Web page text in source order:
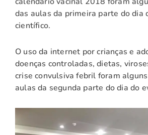
das aulas da primeira parte do dia
científico.
O uso da internet por crianças e
doenças controladas, dietas,
crise convulsiva febril foram
aulas da segunda parte do dia do